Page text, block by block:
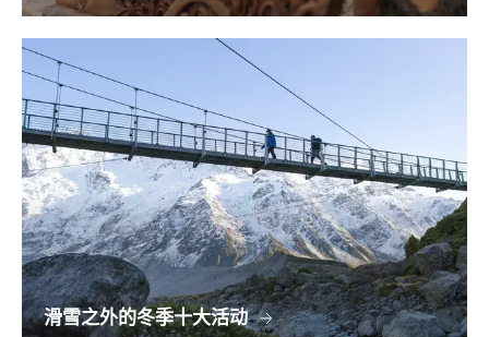
滑雪之外的冬季十大活动